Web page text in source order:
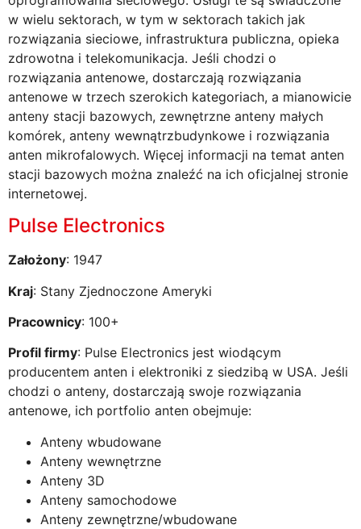
w wielu sektorach, w tym w sektorach takich jak
rozwiązania sieciowe, infrastruktura publiczna, opieka
zdrowotna i telekomunikacja. Jeśli chodzi o
rozwiązania antenowe, dostarczają rozwiązania
antenowe w trzech szerokich kategoriach, a mianowicie
anteny stacji bazowych, zewnętrzne anteny małych
komórek, anteny wewnątrzbudynkowe i rozwiązania
anten mikrofalowych. Więcej informacji na temat anten
stacji bazowych można znaleźć na ich oficjalnej stronie
internetowej.
Pulse Electronics
Założony: 1947
Kraj: Stany Zjednoczone Ameryki
Pracownicy: 100+
Profil firmy: Pulse Electronics jest wiodącym
producentem anten i elektroniki z siedzibą w USA. Jeśli
chodzi o anteny, dostarczają swoje rozwiązania
antenowe, ich portfolio anten obejmuje:
Anteny wbudowane
Anteny wewnętrzne
Anteny 3D
Anteny samochodowe
Anteny zewnętrzne/wbudowane